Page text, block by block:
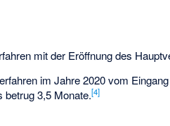
mit der Eröffnung des
im Jahre 2020 vom
3,5 Monate.[4]